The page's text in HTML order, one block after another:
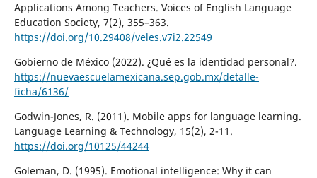
Applications Among Teachers. Voices of English Language
Education Society, 7(2), 355–363.
https://doi.org/10.29408/veles.v7i2.22549
Gobierno de México (2022). ¿Qué es la identidad personal?.
https://nuevaescuelamexicana.sep.gob.mx/detalle-
ficha/6136/
Godwin-Jones, R. (2011). Mobile apps for language learning.
Language Learning & Technology, 15(2), 2-11.
https://doi.org/10125/44244
Goleman, D. (1995). Emotional intelligence: Why it can